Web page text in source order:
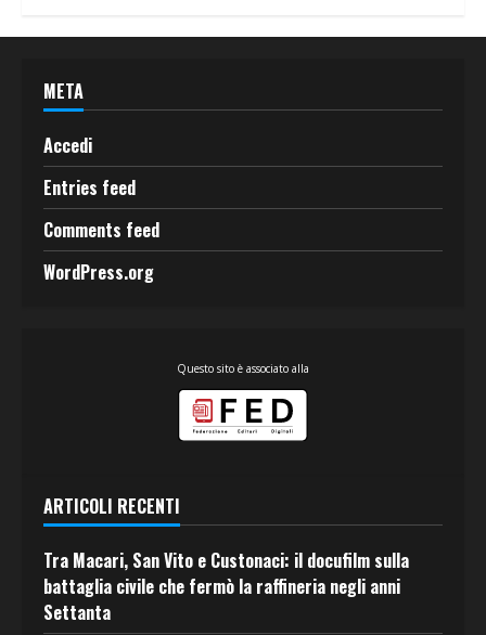
META
Accedi
Entries feed
Comments feed
WordPress.org
Questo sito è associato alla
ARTICOLI RECENTI
Tra Macari, San Vito e Custonaci: il docufilm sulla
battaglia civile che fermò la raffineria negli anni
Settanta